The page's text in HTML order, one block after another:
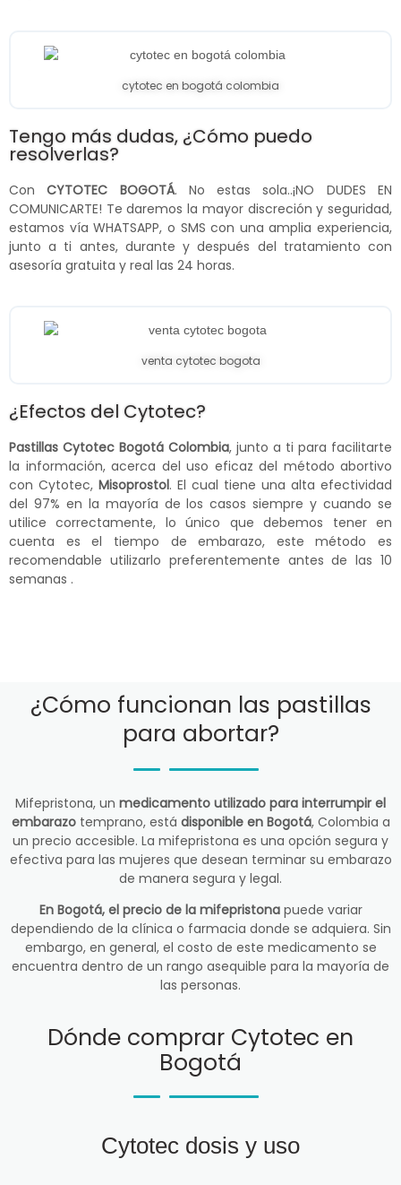
cytotec en bogotá colombia
Tengo más dudas, ¿Cómo puedo
resolverlas?
ConCYTOTEC BOGOTÁ. No estas sola..¡NO DUDES EN
COMUNICARTE! Te daremos la mayor discreción y seguridad,
estamos vía WHATSAPP, o SMS con una amplia experiencia,
junto a ti antes, durante y después del tratamiento con
asesoría gratuita y real las 24 horas.
venta cytotec bogota
¿Efectos del Cytotec?
Pastillas Cytotec Bogotá Colombia, junto a ti para facilitarte
la información, acerca del uso eficaz del método abortivo
con Cytotec, Misoprostol. El cual tiene una alta efectividad
del 97% en la mayoría de los casos siempre y cuando se
utilice correctamente, lo único que debemos tener en
cuenta es el tiempo de embarazo, este método es
recomendable utilizarlo preferentemente antes de las 10
semanas .
¿Cómo funcionan las pastillas
para abortar?
Mifepristona, un medicamento utilizado para interrumpir el
embarazotemprano, está disponible en Bogotá, Colombia a
un precio accesible. La mifepristona es una opción segura y
efectiva para las mujeres que desean terminar su embarazo
de manera segura y legal.
En Bogotá, el precio de la mifepristonapuede variar
dependiendo de la clínica o farmacia donde se adquiera. Sin
embargo, en general, el costo de este medicamento se
encuentra dentro de un rango asequible para la mayoría de
las personas.
Dónde comprar Cytotec en
Bogotá
Cytotec dosis y uso